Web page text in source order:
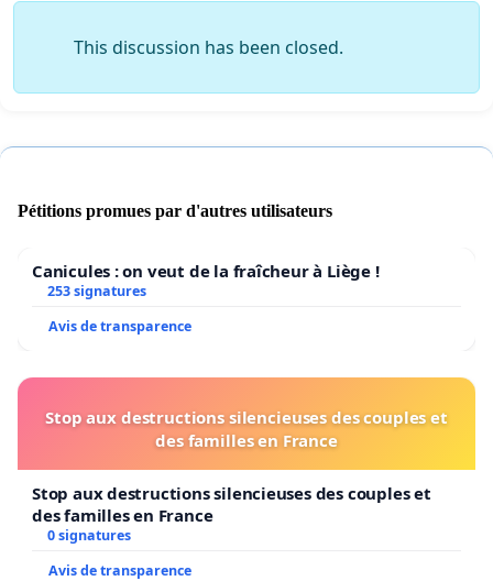
This discussion has been closed.
Pétitions promues par d'autres utilisateurs
Canicules : on veut de la fraîcheur à Liège !
253 signatures
Avis de transparence
Stop aux destructions silencieuses des couples et
des familles en France
Stop aux destructions silencieuses des couples et
des familles en France
0 signatures
Avis de transparence